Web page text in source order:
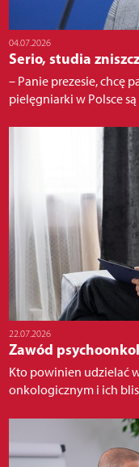
04.07.2026
Serio, studia
– Panie prezesie, chcę
pielęgniarki w Polsce
22.07.2026
Zawód
Kto powinien udzielać
onkologicznym i ich